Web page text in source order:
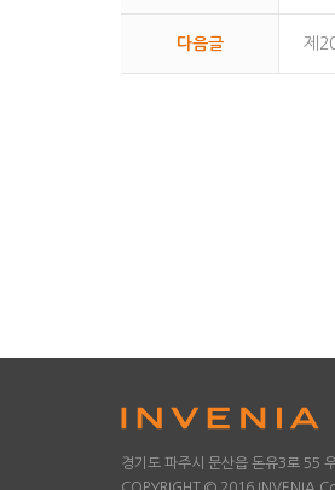
다음글 제
경기도 파주시 문산읍 돈유3로